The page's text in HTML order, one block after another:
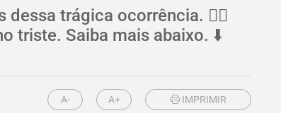
trágica ocorrência. 👮‍♂️
triste. Saiba mais abaixo. ⬇️
A- A+ IMPRIMIR